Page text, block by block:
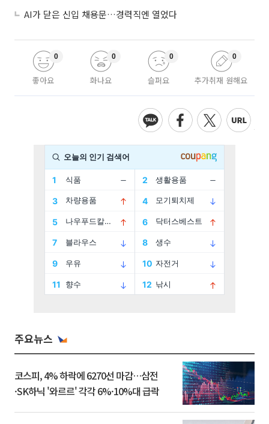
AI가 닫은 신입 채용문…경력직엔 열었다
좋아요
0
화나요
0
슬퍼요
0
추가취재 원해요
0
주요뉴스
코스피, 4% 하락에 6270선 마감…삼전
·SK하닉 '와르르' 각각 6%·10%대 급락